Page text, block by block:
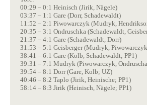
00:29 – 0:1 Heinisch (Jirik, Nägele)
03:37 – 1:1 Gare (Dorr, Schadewaldt)
11:52 – 2:1 Piwowarczyk (Mudryk,
20:35 – 3:1 Ondruschka (Schadewaldt,
21:37 – 4:1 Gare (Schadewaldt, Dorr)
31:53 – 5:1 Geisberger (Mudryk,
38:41 – 6:1 Gare (Kolb, Schadewaldt; PP1)
39:31 – 7:1 Mudryk (Piwowarczyk,
39:54 – 8:1 Dorr (Gare, Kolb; UZ)
40:46 – 8:2 Taplo (Jirik, Heinische; PP1)
58:14 – 8:3 Jirik (Heinisch, Nägele; PP1)